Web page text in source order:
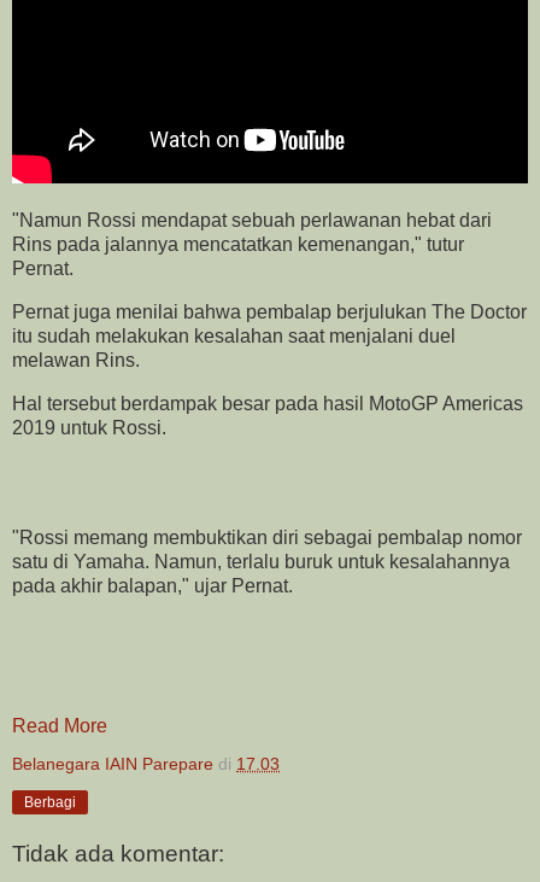
"Namun Rossi mendapat sebuah perlawanan hebat dari
Rins pada jalannya mencatatkan kemenangan," tutur
Pernat.
Pernat juga menilai bahwa pembalap berjulukan The Doctor
itu sudah melakukan kesalahan saat menjalani duel
melawan Rins.
Hal tersebut berdampak besar pada hasil MotoGP Americas
2019 untuk Rossi.
"Rossi memang membuktikan diri sebagai pembalap nomor
satu di Yamaha. Namun, terlalu buruk untuk kesalahannya
pada akhir balapan," ujar Pernat.
Read More
Belanegara IAIN Parepare di 17.03
Berbagi
Tidak ada komentar: